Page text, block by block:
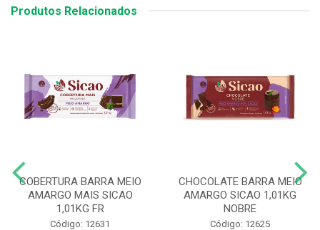
Produtos Relacionados
COBERTURA BARRA MEIO
AMARGO MAIS SICAO
1,01KG FR
Código: 12631
CHOCOLATE BARRA MEIO
AMARGO SICAO 1,01KG
NOBRE
Código: 12625